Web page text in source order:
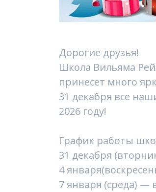
Дорогие друзья!
Школа Вильяма
принесет много
31 декабря все
2026 году!
График работы
31 декабря
4
7 января (среда) —